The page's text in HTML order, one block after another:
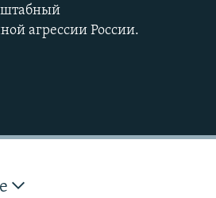
480p
агрессии России.